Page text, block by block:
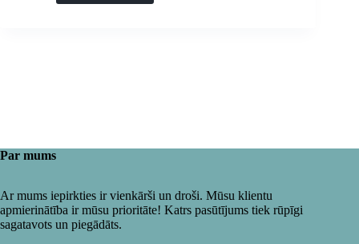
Par mums
Ar mums iepirkties ir vienkārši un droši. Mūsu klientu
apmierinātība ir mūsu prioritāte! Katrs pasūtījums tiek rūpīgi
sagatavots un piegādāts.